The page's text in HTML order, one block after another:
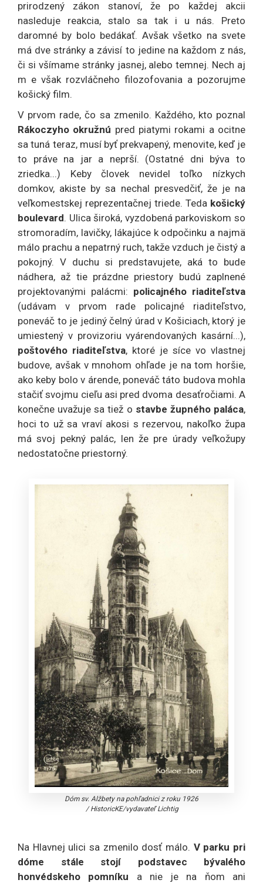
prirodzený zákon stanoví, že po každej akcii
nasleduje reakcia, stalo sa tak i u nás. Preto
daromné by bolo bedákať. Avšak všetko na svete
má dve stránky a závisí to jedine na každom z nás,
či si všímame stránky jasnej, alebo temnej. Nech aj
m e však rozvláčneho filozofovania a pozorujme
košický film.
V prvom rade, čo sa zmenilo. Každého, kto poznal
Rákoczyho okružnú pred piatymi rokami a ocitne
sa tuná teraz, musí byť prekvapený, menovite, keď je
to práve na jar a neprší. (Ostatné dni býva to
zriedka...) Keby človek nevidel toľko nízkych
domkov, akiste by sa nechal presvedčiť, že je na
veľkomestskej reprezentačnej triede. Teda košický
boulevard. Ulica široká, vyzdobená parkoviskom so
stromoradím, lavičky, lákajúce k odpočinku a najmä
málo prachu a nepatrný ruch, takže vzduch je čistý a
pokojný. V duchu si predstavujete, aká to bude
nádhera, až tie prázdne priestory budú zaplnené
projektovanými palácmi: policajného riaditeľstva
(udávam v prvom rade policajné riaditeľstvo,
poneváč to je jediný čelný úrad v Košiciach, ktorý je
umiestený v provizoriu vyárendovaných kasární...),
poštového riaditeľstva, ktoré je síce vo vlastnej
budove, avšak v mnohom ohľade je na tom horšie,
ako keby bolo v árende, poneváč táto budova mohla
stačiť svojmu cieľu asi pred dvoma desaťročiami. A
konečne uvažuje sa tiež o stavbe župného paláca,
hoci to už sa vraví akosi s rezervou, nakoľko župa
má svoj pekný palác, len že pre úrady veľkožupy
nedostatočne priestorný.
Dóm sv. Alžbety na pohľadnici z roku 1926
/HistoricKE/vydavateľ Lichtig
Na Hlavnej ulici sa zmenilo dosť málo. V parku pri
dóme stále stojí podstavec bývalého
honvédskeho pomníku a nie je na ňom ani